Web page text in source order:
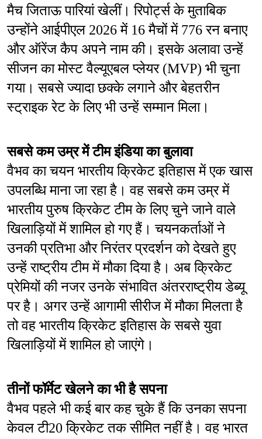
मैच जिताऊ पारियां खेलीं। रिपोर्ट्स के मुताबिक
उन्होंने आईपीएल 2026 में 16 मैचों में 776 रन बनाए
और ऑरेंज कैप अपने नाम की। इसके अलावा उन्हें
सीजन का मोस्ट वैल्यूएबल प्लेयर (MVP) भी चुना
गया। सबसे ज्यादा छक्के लगाने और बेहतरीन
स्ट्राइक रेट के लिए भी उन्हें सम्मान मिला।
सबसे कम उम्र में टीम इंडिया का बुलावा
वैभव का चयन भारतीय क्रिकेट इतिहास में एक खास
उपलब्धि माना जा रहा है। वह सबसे कम उम्र में
भारतीय पुरुष क्रिकेट टीम के लिए चुने जाने वाले
खिलाड़ियों में शामिल हो गए हैं। चयनकर्ताओं ने
उनकी प्रतिभा और निरंतर प्रदर्शन को देखते हुए
उन्हें राष्ट्रीय टीम में मौका दिया है। अब क्रिकेट
प्रेमियों की नजर उनके संभावित अंतरराष्ट्रीय डेब्यू
पर है। अगर उन्हें आगामी सीरीज में मौका मिलता है
तो वह भारतीय क्रिकेट इतिहास के सबसे युवा
खिलाड़ियों में शामिल हो जाएंगे।
तीनों फॉर्मेट खेलने का भी है सपना
वैभव पहले भी कई बार कह चुके हैं कि उनका सपना
केवल टी20 क्रिकेट तक सीमित नहीं है। वह भारत